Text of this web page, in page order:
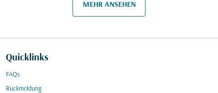
MEHR ANSEHEN
Quicklinks
FAQs
Rückmeldung